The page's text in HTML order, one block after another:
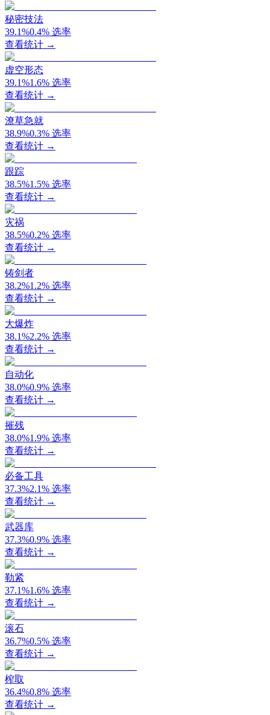
秘密技法
39.1%0.4% 选率
查看统计 →
虚空形态
39.1%1.6% 选率
查看统计 →
潦草急就
38.9%0.3% 选率
查看统计 →
跟踪
38.5%1.5% 选率
查看统计 →
灾祸
38.5%0.2% 选率
查看统计 →
铸剑者
38.2%1.2% 选率
查看统计 →
大爆炸
38.1%2.2% 选率
查看统计 →
自动化
38.0%0.9% 选率
查看统计 →
摧残
38.0%1.9% 选率
查看统计 →
必备工具
37.3%2.1% 选率
查看统计 →
武器库
37.3%0.9% 选率
查看统计 →
勒紧
37.1%1.6% 选率
查看统计 →
滚石
36.7%0.5% 选率
查看统计 →
榨取
36.4%0.8% 选率
查看统计 →